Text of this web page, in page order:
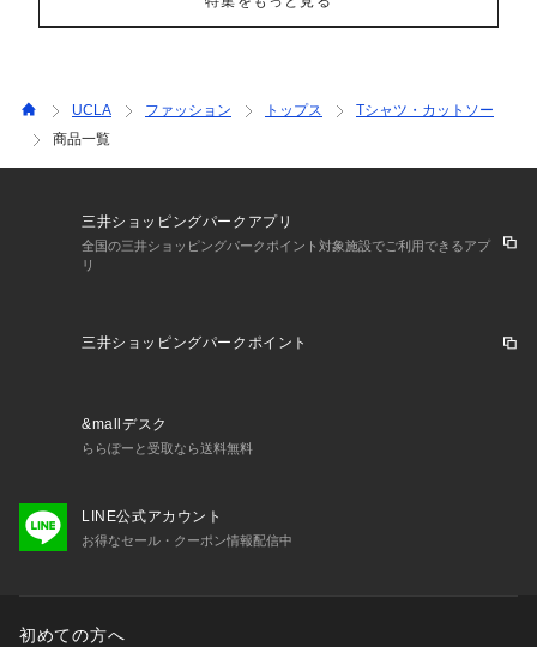
UCLA ファッション トップス
Tシャツ・カットソー
商品一覧
三井ショッピングパークアプリ
全国の三井ショッピングパークポイント対象施設でご利用できるアプ
リ
三井ショッピングパークポイント
&mallデスク
ららぽーと受取なら送料無料
LINE公式アカウント
お得なセール・クーポン情報配信中
初めての方へ